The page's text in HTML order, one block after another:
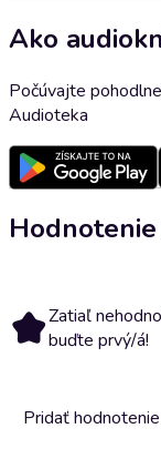
Ako
Počúvajte
Audioteka
Zatiaľ
buďte prvý/á!
Pridať